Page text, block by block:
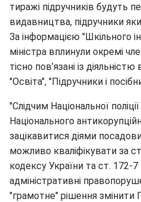
тиражі підручників будуть
видавництва, підручники
За інформацією "Шкільного
міністра вплинули окремі
тісно пов’язані із
"Освіта", "Підручники і
"Слідчим Національної
Національного
зацікавитися діями
можливо кваліфікувати за
кодексу України та ст. 172-
адміністративні
"грамотне" рішення